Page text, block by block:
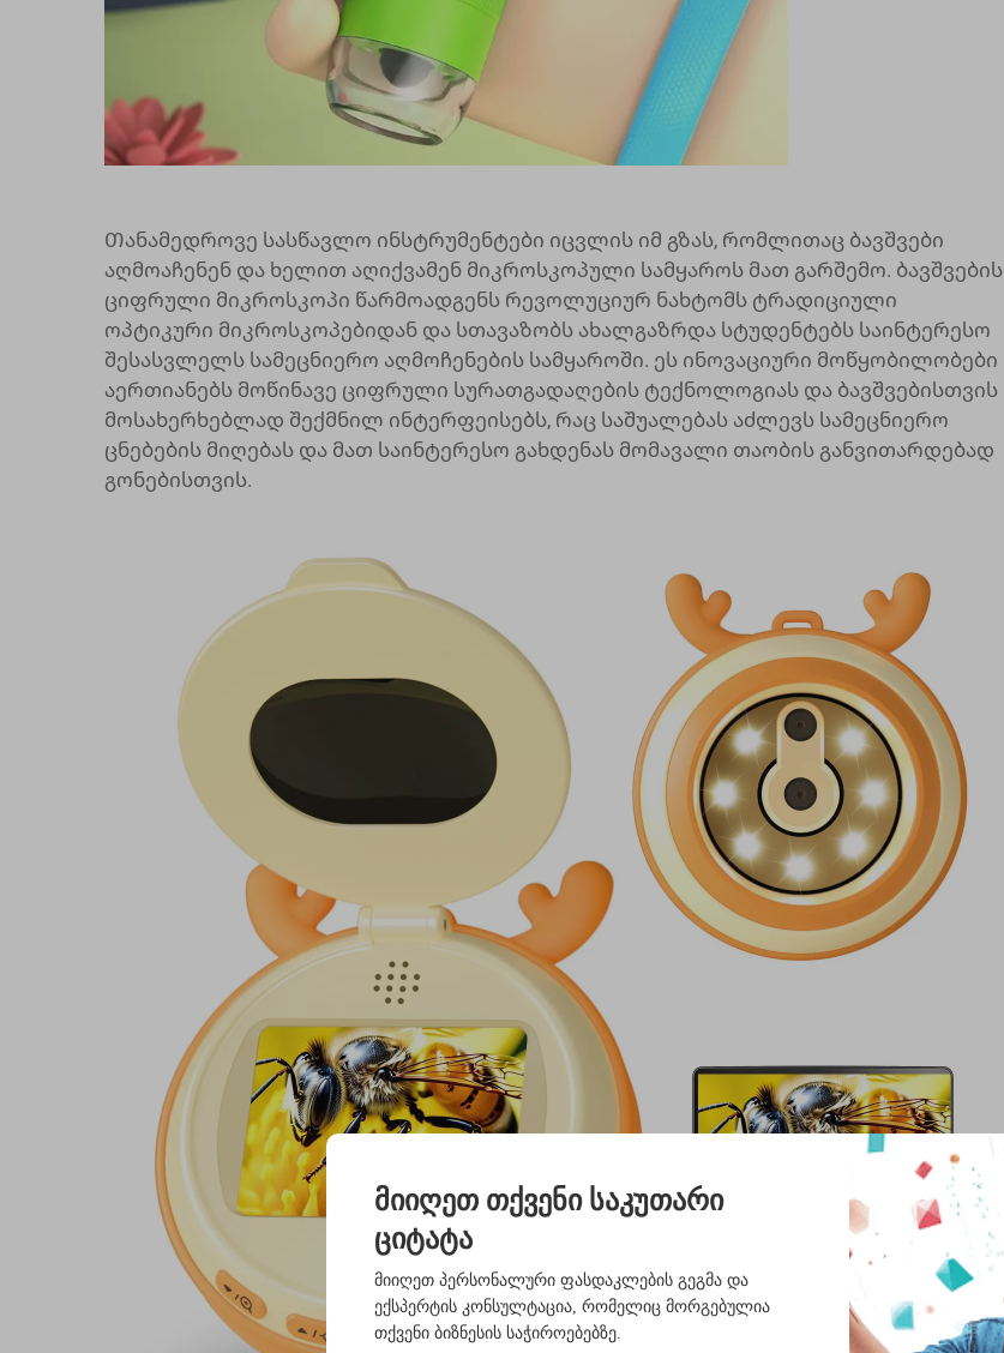
Თანამედროვე სასწავლო ინსტრუმენტები იცვლის იმ გზას, რომლითაც ბავშვები
აღმოაჩენენ და ხელით აღიქვამენ მიკროსკოპული სამყაროს მათ გარშემო. ბავშვების
ციფრული მიკროსკოპი წარმოადგენს რევოლუციურ ნახტომს ტრადიციული
ოპტიკური მიკროსკოპებიდან და სთავაზობს ახალგაზრდა სტუდენტებს საინტერესო
შესასვლელს სამეცნიერო აღმოჩენების სამყაროში. ეს ინოვაციური მოწყობილობები
აერთიანებს მოწინავე ციფრული სურათგადაღების ტექნოლოგიას და ბავშვებისთვის
მოსახერხებლად შექმნილ ინტერფეისებს, რაც საშუალებას აძლევს სამეცნიერო
ცნებების მიღებას და მათ საინტერესო გახდენას მომავალი თაობის განვითარდებად
გონებისთვის.
მიიღეთ თქვენი საკუთარი
ციტატა
მიიღეთ პერსონალური ფასდაკლების გეგმა და
ექსპერტის კონსულტაცია, რომელიც მორგებულია
თქვენი ბიზნესის საჭიროებებზე.